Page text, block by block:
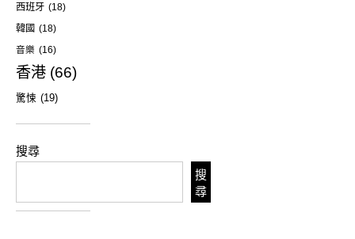
西班牙 (18)
韓國 (18)
音樂 (16)
香港 (66)
驚悚 (19)
搜尋
搜
尋